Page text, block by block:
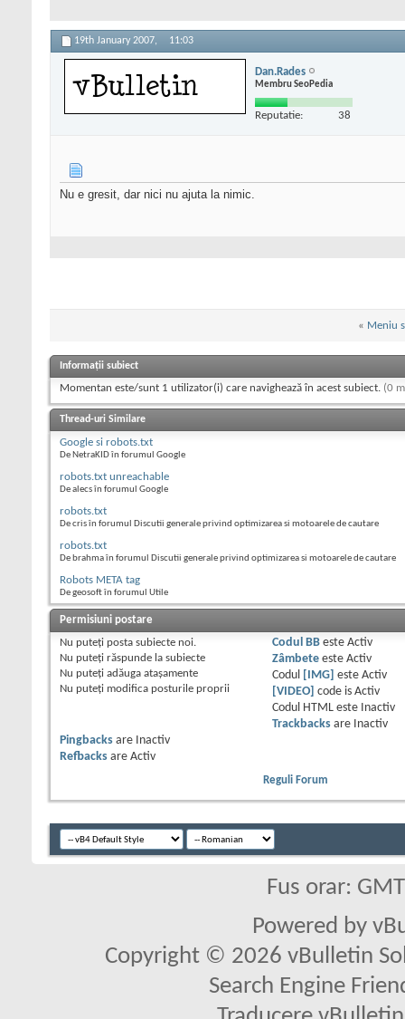
19th January 2007, 11:03
Dan.Rades
Membru SeoPedia
Reputatie: 38
Nu e gresit, dar nici nu ajuta la nimic.
« Meniu
Informații subiect
Momentan este/sunt 1 utilizator(i) care navighează în acest subiect. (0
Thread-uri Similare
Google si robots.txt
De NetraKID în forumul Google
robots.txt unreachable
De alecs în forumul Google
robots.txt
De cris în forumul Discutii generale privind optimizarea si motoarele de cautare
robots.txt
De brahma în forumul Discutii generale privind optimizarea si motoarele de cautare
Robots META tag
De geosoft în forumul Utile
Permisiuni postare
Nu puteţi posta subiecte noi.
Nu puteţi răspunde la subiecte
Nu puteţi adăuga ataşamente
Nu puteţi modifica posturile proprii
Codul BBeste Activ
Zâmbeteeste Activ
Codul
[IMG] este Activ
[VIDEO]
code is Activ
Codul HTML este
Inactiv
Trackbacksare
Inactiv
Pingbacks are
Inactiv
Refbacks are Activ
Reguli Forum
Fus orar:
Powered by
Copyright © 2026 vBulletin
Search Engine